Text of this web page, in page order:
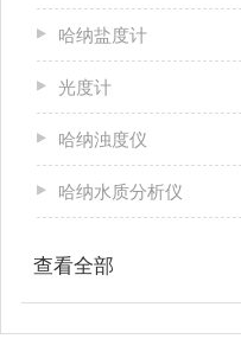
哈纳盐度计
光度计
哈纳浊度仪
哈纳水质分析仪
查看全部